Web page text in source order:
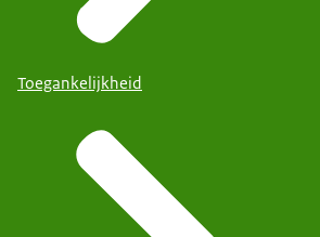
Toegankelijkheid